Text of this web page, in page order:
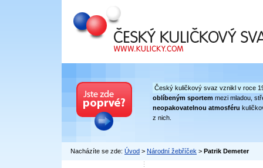
Český kuličkový svaz
Český kuličkový svaz vznikl v roce
oblíbeným sportem mezi mladou,
neopakovatelnou atmosféru
z nich.
Nacházíte se zde: Úvod > Národní žebříček > Patrik Demeter